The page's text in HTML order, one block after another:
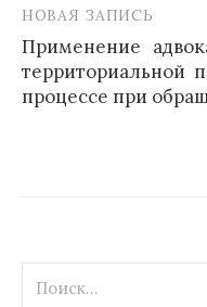
НОВАЯ ЗАПИСЬ
Применение
территориальной
процессе при